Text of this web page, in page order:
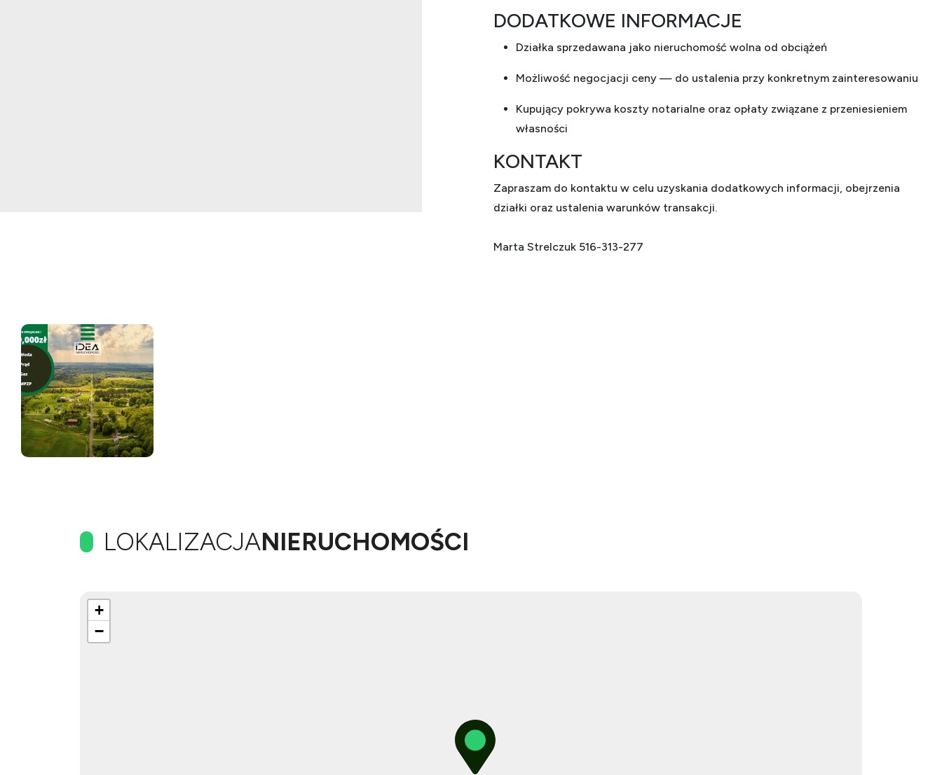
DODATKOWE INFORMACJE
Działka sprzedawana jako nieruchomość wolna od obciążeń
Możliwość negocjacji ceny — do ustalenia przy konkretnym zainteresowaniu
Kupujący pokrywa koszty notarialne oraz opłaty związane z przeniesieniem
własności
KONTAKT
Zapraszam do kontaktu w celu uzyskania dodatkowych informacji, obejrzenia
działki oraz ustalenia warunków transakcji.
Marta Strelczuk 516-313-277
LOKALIZACJANIERUCHOMOŚCI
+
−